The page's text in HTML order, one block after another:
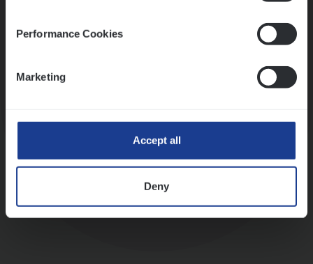
Performance Cookies
Marketing
Accept all
Deny